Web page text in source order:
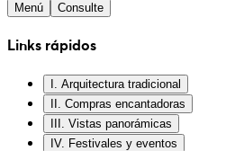
Menú Consulte
Links rápidos
I. Arquitectura tradicional
II. Compras encantadoras
III. Vistas panorámicas
IV. Festivales y eventos